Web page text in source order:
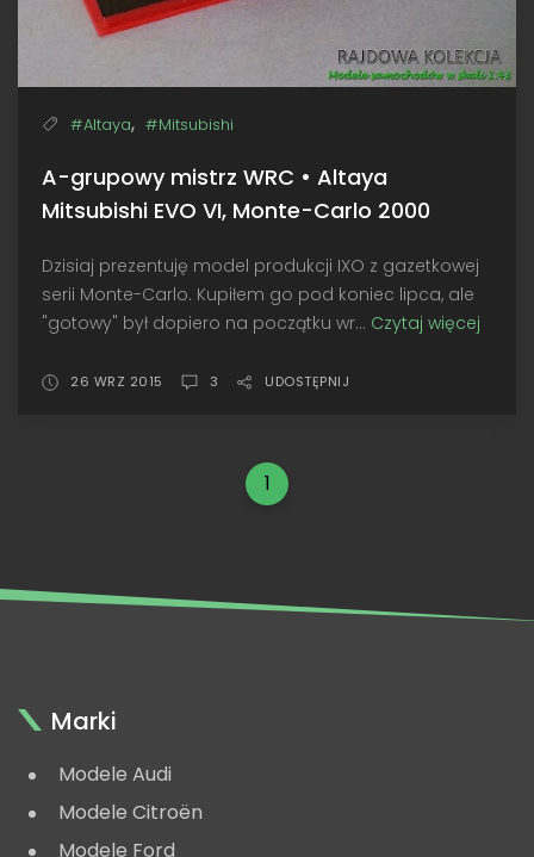
#Altaya, #Mitsubishi
A-grupowy mistrz WRC • Altaya
Mitsubishi EVO VI, Monte-Carlo 2000
Dzisiaj prezentuję model produkcji IXO z gazetkowej
serii Monte-Carlo. Kupiłem go pod koniec lipca, ale
"gotowy" był dopiero na początku wr... Czytaj więcej
26 WRZ 2015 3 UDOSTĘPNIJ
1
Marki
Modele Audi
Modele Citroën
Modele Ford